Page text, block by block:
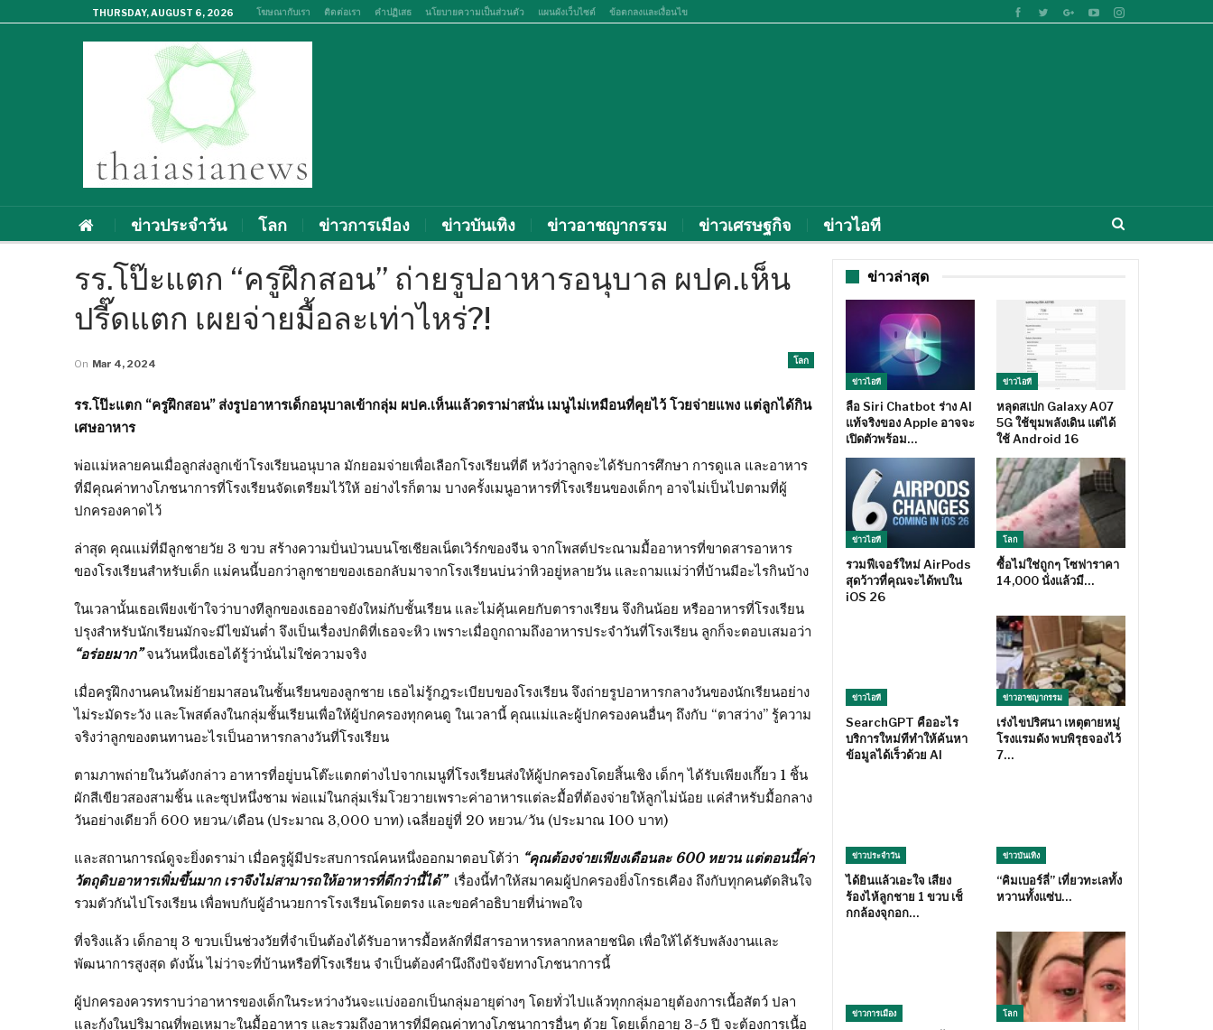
THURSDAY, AUGUST 6, 2026 โฆษณากับเรา ติดต่อเรา คำปฏิเสธ นโยบายความเป็นส่วนตัว แผนผังเว็บไซต์ ข้อตกลงและเงื่อนไข
ข่าวประจำวัน โลก ข่าวการเมือง ข่าวบันเทิง ข่าวอาชญากรรม ข่าวเศรษฐกิจ ข่าวไอที
รร.โป๊ะแตก “ครูฝึกสอน” ถ่ายรูปอาหารอนุบาล ผปค.เห็น
ปรี๊ดแตก เผยจ่ายมื้อละเท่าไหร่?!
โลก
On Mar 4, 2024
รร.โป๊ะแตก “ครูฝึกสอน” ส่งรูปอาหารเด็กอนุบาลเข้ากลุ่ม ผปค.เห็นแล้วดราม่าสนั่น เมนูไม่เหมือนที่คุยไว้ โวยจ่ายแพง แต่ลูกได้กิน
เศษอาหาร
พ่อแม่หลายคนเมื่อลูกส่งลูกเข้าโรงเรียนอนุบาล มักยอมจ่ายเพื่อเลือกโรงเรียนที่ดี หวังว่าลูกจะได้รับการศึกษา การดูแล และอาหาร
ที่มีคุณค่าทางโภชนาการที่โรงเรียนจัดเตรียมไว้ให้ อย่างไรก็ตาม บางครั้งเมนูอาหารที่โรงเรียนของเด็กๆ อาจไม่เป็นไปตามที่ผู้
ปกครองคาดไว้
ล่าสุด คุณแม่ที่มีลูกชายวัย 3 ขวบ สร้างความปั่นป่วนบนโซเชียลเน็ตเวิร์กของจีน จากโพสต์ประณามมื้ออาหารที่ขาดสารอาหาร
ของโรงเรียนสำหรับเด็ก แม่คนนี้บอกว่าลูกชายของเธอกลับมาจากโรงเรียนบ่นว่าหิวอยู่หลายวัน และถามแม่ว่าที่บ้านมีอะไรกินบ้าง
ในเวลานั้นเธอเพียงเข้าใจว่าบางทีลูกของเธออาจยังใหม่กับชั้นเรียน และไม่คุ้นเคยกับตารางเรียน จึงกินน้อย หรืออาหารที่โรงเรียน
ปรุงสำหรับนักเรียนมักจะมีไขมันต่ำ จึงเป็นเรื่องปกติที่เธอจะหิว เพราะเมื่อถูกถามถึงอาหารประจำวันที่โรงเรียน ลูกก็จะตอบเสมอว่า
“อร่อยมาก”จนวันหนึ่งเธอได้รู้ว่านั่นไม่ใช่ความจริง
เมื่อครูฝึกงานคนใหม่ย้ายมาสอนในชั้นเรียนของลูกชาย เธอไม่รู้กฎระเบียบของโรงเรียน จึงถ่ายรูปอาหารกลางวันของนักเรียนอย่าง
ไม่ระมัดระวัง และโพสต์ลงในกลุ่มชั้นเรียนเพื่อให้ผู้ปกครองทุกคนดู ในเวลานี้ คุณแม่และผู้ปกครองคนอื่นๆ ถึงกับ “ตาสว่าง” รู้ความ
จริงว่าลูกของตนทานอะไรเป็นอาหารกลางวันที่โรงเรียน
ตามภาพถ่ายในวันดังกล่าว อาหารที่อยู่บนโต๊ะแตกต่างไปจากเมนูที่โรงเรียนส่งให้ผู้ปกครองโดยสิ้นเชิง เด็กๆ ได้รับเพียงเกี๊ยว 1 ชิ้น
ผักสีเขียวสองสามชิ้น และซุปหนึ่งชาม พ่อแม่ในกลุ่มเริ่มโวยวายเพราะค่าอาหารแต่ละมื้อที่ต้องจ่ายให้ลูกไม่น้อย แค่สำหรับมื้อกลาง
วันอย่างเดียวก็ 600 หยวน/เดือน (ประมาณ 3,000 บาท) เฉลี่ยอยู่ที่ 20 หยวน/วัน (ประมาณ 100 บาท)
และสถานการณ์ดูจะยิ่งดราม่า เมื่อครูผู้มีประสบการณ์คนหนึ่งออกมาตอบโต้ว่า “คุณต้องจ่ายเพียงเดือนละ 600 หยวน แต่ตอนนี้ค่า
วัตถุดิบอาหารเพิ่มขึ้นมาก เราจึงไม่สามารถให้อาหารที่ดีกว่านี้ได้”เรื่องนี้ทำให้สมาคมผู้ปกครองยิ่งโกรธเคือง ถึงกับทุกคนตัดสินใจ
รวมตัวกันไปโรงเรียน เพื่อพบกับผู้อำนวยการโรงเรียนโดยตรง และขอคำอธิบายที่น่าพอใจ
ที่จริงแล้ว เด็กอายุ 3 ขวบเป็นช่วงวัยที่จำเป็นต้องได้รับอาหารมื้อหลักที่มีสารอาหารหลากหลายชนิด เพื่อให้ได้รับพลังงานและ
พัฒนาการสูงสุด ดังนั้น ไม่ว่าจะที่บ้านหรือที่โรงเรียน จำเป็นต้องคำนึงถึงปัจจัยทางโภชนาการนี้
ผู้ปกครองควรทราบว่าอาหารของเด็กในระหว่างวันจะแบ่งออกเป็นกลุ่มอายุต่างๆ โดยทั่วไปแล้วทุกกลุ่มอายุต้องการเนื้อสัตว์ ปลา
และกุ้งในปริมาณที่พอเหมาะในมื้ออาหาร และรวมถึงอาหารที่มีคุณค่าทางโภชนาการอื่นๆ ด้วย โดยเด็กอายุ 3-5 ปี จะต้องการเนื้อ
ข่าวล่าสุด
ข่าวไอที
ลือ Siri Chatbot ร่าง AI
แท้จริงของ Apple อาจจะ
เปิดตัวพร้อม…
ข่าวไอที
หลุดสเปก Galaxy A07
5G ใช้ขุมพลังเดิน แต่ได้
ใช้ Android 16
ข่าวไอที
รวมฟีเจอร์ใหม่ AirPods
สุดว้าวที่คุณจะได้พบใน
iOS 26
โลก
ซื้อไม่ใช่ถูกๆ โซฟาราคา
14,000 นั่งแล้วมี…
ข่าวไอที
SearchGPT คืออะไร
บริการใหม่ทีทำให้ค้นหา
ข้อมูลได้เร็วด้วย AI
ข่าวอาชญากรรม
เร่งไขปริศนา เหตุตายหมู่
โรงแรมดัง พบพิรุธจองไว้
7…
ข่าวประจำวัน
ได้ยินแล้วเอะใจ เสียง
ร้องไห้ลูกชาย 1 ขวบ เช็
กกล้องจุกอก…
ข่าวบันเทิง
“คิมเบอร์ลี่” เที่ยวทะเลทั้ง
หวานทั้งแซ่บ…
ข่าวการเมือง โลก